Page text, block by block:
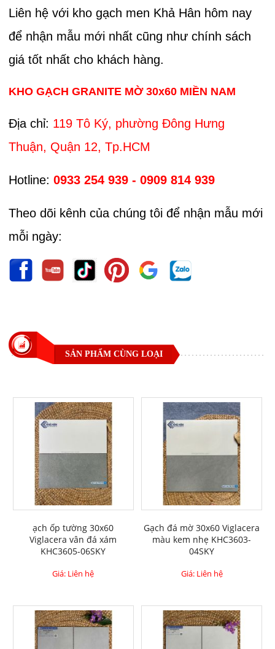
Liên hệ với kho gạch men Khả Hân hôm nay
để nhận mẫu mới nhất cũng như chính sách
giá tốt nhất cho khách hàng.
KHO GẠCH GRANITE MỜ 30x60 MIỀN NAM
Địa chỉ: 119 Tô Ký, phường Đông Hưng
Thuận, Quận 12, Tp.HCM
Hotline:0933 254 939 - 0909 814 939
Theo dõi kênh của chúng tôi để nhận mẫu mới
mỗi ngày:
SẢN PHẨM CÙNG LOẠI
ạch ốp tường 30x60
Viglacera vân đá xám
KHC3605-06SKY
Giá: Liên hệ
Gạch đá mờ 30x60 Viglacera
màu kem nhẹ KHC3603-
04SKY
Giá: Liên hệ